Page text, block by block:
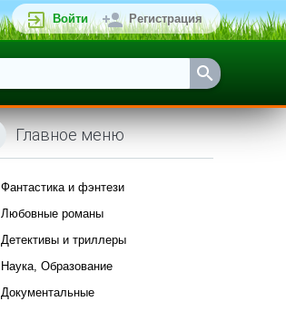
Войти Регистрация
Главное меню
Фантастика и фэнтези
Любовные романы
Детективы и триллеры
Наука, Образование
Документальные